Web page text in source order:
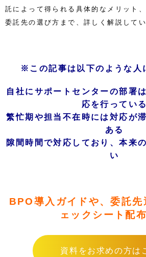
託によって得られる具体的なメリット
委託先の選び方まで、詳しく解説してい
※この記事は以下のような人
自社にサポートセンターの部署
応を行っている
繁忙期や担当不在時には対応が
ある
隙間時間で対応しており、本来
い
BPO導入ガイドや、委託先
ェックシート配布
資料をお求めの方は